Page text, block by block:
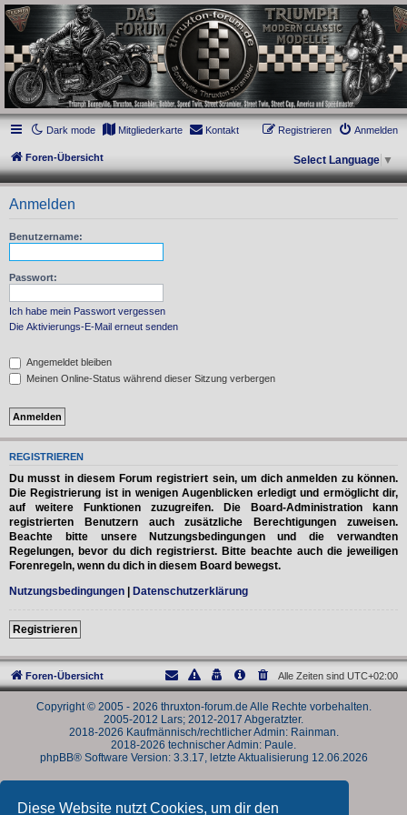
Diese Website nutzt Cookies, um dir den
thruxton-forum.de
DAS FORUM! Alles rund um die Triumph Modern Classic Modelle. Das Forum für
die New Bonneville Baureihen ab BJ 2001. Triumph Bonneville, Thruxton,
Scrambler, Bobber, Speed Twin, Street Scrambler, Street Twin, Street Cup, America
und Speedmaster.
Dark mode
Mitgliederkarte Kontakt Anmelden
Registrieren
Foren-Übersicht Select Language ▼
Anmelden
Benutzername:
Passwort:
Ich habe mein Passwort vergessen
Die Aktivierungs-E-Mail erneut senden
Angemeldet bleiben
Meinen Online-Status während dieser Sitzung verbergen
REGISTRIEREN
Du musst in diesem Forum registriert sein, um dich anmelden zu können.
Die Registrierung ist in wenigen Augenblicken erledigt und ermöglicht dir,
auf weitere Funktionen zuzugreifen. Die Board-Administration kann
registrierten Benutzern auch zusätzliche Berechtigungen zuweisen.
Beachte bitte unsere Nutzungsbedingungen und die verwandten
Regelungen, bevor du dich registrierst. Bitte beachte auch die jeweiligen
Forenregeln, wenn du dich in diesem Board bewegst.
Nutzungsbedingungen | Datenschutzerklärung
Registrieren
Foren-Übersicht Alle Zeiten sind UTC+02:00
Copyright © 2005 - 2026 thruxton-forum.de Alle Rechte vorbehalten.
2005-2012 Lars; 2012-2017 Abgeratzter.
2018-2026 Kaufmännisch/rechtlicher Admin: Rainman.
2018-2026 technischer Admin: Paule.
phpBB® Software Version: 3.3.17, letzte Aktualisierung 12.06.2026
Deutsche Übersetzung durchphpBB.de